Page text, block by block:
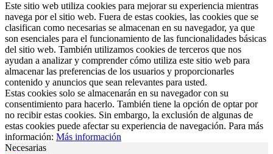
Este sitio web utiliza cookies para mejorar su experiencia mientras
navega por el sitio web. Fuera de estas cookies, las cookies que se
clasifican como necesarias se almacenan en su navegador, ya que
son esenciales para el funcionamiento de las funcionalidades básicas
del sitio web. También utilizamos cookies de terceros que nos
ayudan a analizar y comprender cómo utiliza este sitio web para
almacenar las preferencias de los usuarios y proporcionarles
contenido y anuncios que sean relevantes para usted.
Estas cookies solo se almacenarán en su navegador con su
consentimiento para hacerlo. También tiene la opción de optar por
no recibir estas cookies. Sin embargo, la exclusión de algunas de
estas cookies puede afectar su experiencia de navegación. Para más
información: Más información
Necesarias